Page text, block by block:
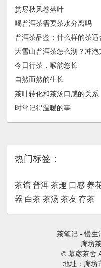
赏尽秋风卷落叶
喝普洱茶需要茶水分离吗
普洱茶品鉴：什么样的茶适
大雪山普洱茶怎么沏？冲泡
今日行茶，喉韵悠长
自然而然的生长
茶叶转化和茶汤口感的关系
时常记得温暖的事
热门标签：
茶馆 普洱 茶趣 口感 养
器 白茶 茶汤 茶友 存茶
茶笔记-慢生
廊坊
© 慕彦茶舍
地址：廊坊